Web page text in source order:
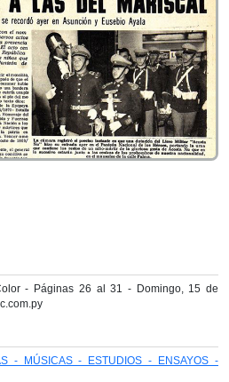
- Páginas 26 al 31 - Domingo, 15 de
- MÚSICAS - ESTUDIOS - ENSAYOS -